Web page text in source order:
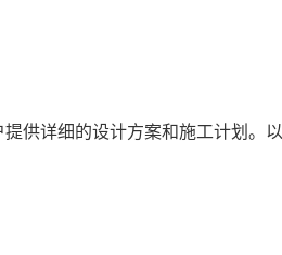
供详细的设计方案和施工计划。